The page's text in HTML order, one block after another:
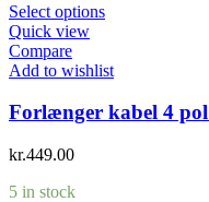
Select options
Quick view
Compare
Add to wishlist
Forlænger kabel 4
kr.449.00
5 in stock